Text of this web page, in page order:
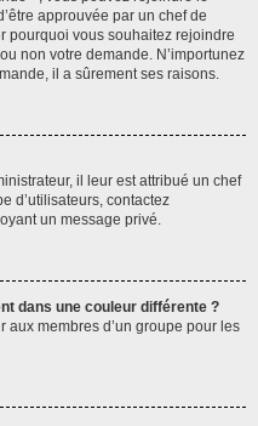
approuvée par un chef de
pourquoi vous souhaitez rejoindre
non votre demande. N’importunez
il a sûrement ses raisons.
il leur est attribué un chef
d’utilisateurs, contactez
un message privé.
dans une couleur différente ?
aux membres d’un groupe pour les